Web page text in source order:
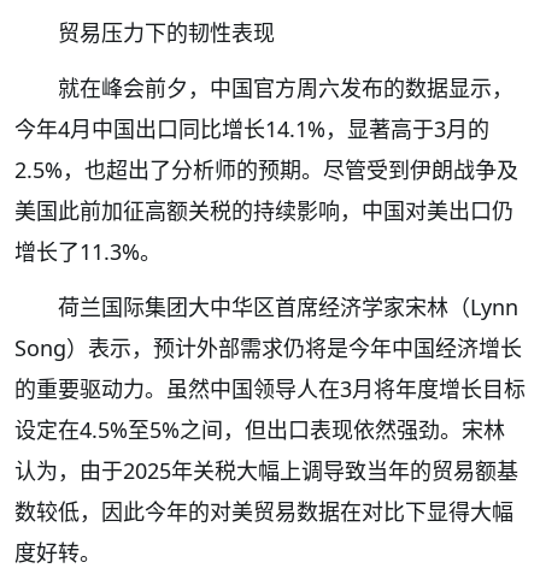
贸易压力下的韧性表现
就在峰会前夕，中国官方周六发布的数据显示，
今年4月中国出口同比增长14.1%，显著高于3月的
2.5%，也超出了分析师的预期。尽管受到伊朗战争及
美国此前加征高额关税的持续影响，中国对美出口仍
增长了11.3%。
荷兰国际集团大中华区首席经济学家宋林（Lynn
Song）表示，预计外部需求仍将是今年中国经济增长
的重要驱动力。虽然中国领导人在3月将年度增长目标
设定在4.5%至5%之间，但出口表现依然强劲。宋林
认为，由于2025年关税大幅上调导致当年的贸易额基
数较低，因此今年的对美贸易数据在对比下显得大幅
度好转。